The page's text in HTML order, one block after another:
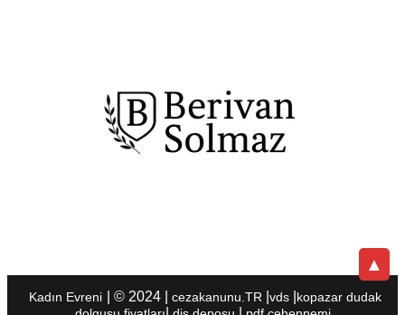
▲
Kadın Evreni | © 2024 | cezakanunu.TR vds| kopazar dudak